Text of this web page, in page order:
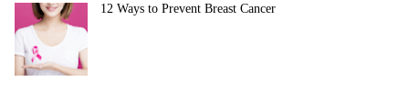
12 Ways to Prevent Breast Cancer